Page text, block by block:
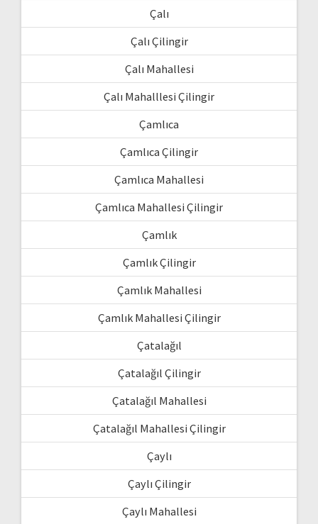
Çalı
Çalı Çilingir
Çalı Mahallesi
Çalı Mahalllesi Çilingir
Çamlıca
Çamlıca Çilingir
Çamlıca Mahallesi
Çamlıca Mahallesi Çilingir
Çamlık
Çamlık Çilingir
Çamlık Mahallesi
Çamlık Mahallesi Çilingir
Çatalağıl
Çatalağıl Çilingir
Çatalağıl Mahallesi
Çatalağıl Mahallesi Çilingir
Çaylı
Çaylı Çilingir
Çaylı Mahallesi